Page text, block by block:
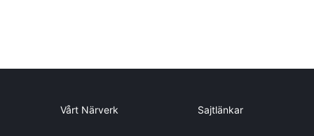
Vårt Närverk Sajtlänkar